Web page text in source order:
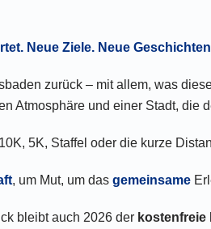
Neue Ziele. Neue
zurück – mit allem, was
Atmosphäre und einer Stadt, die
5K, Staffel oder die kurze
, um Mut, um das gemeinsame
bleibt auch 2026 der